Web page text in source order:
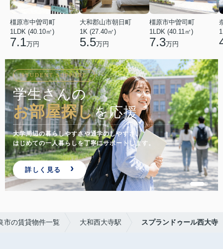
橿原市中曽司町
1LDK (40.10㎡)
7.1万円
大和郡山市朝日町
1K (27.40㎡)
5.5万円
橿原市中曽司町
1LDK (40.11㎡)
7.3万円
STUDENT SUPPORT
学生さんの
お部屋探しを応援
大学周辺の暮らしやすさや通学のしやすさ。
はじめての一人暮らしを丁寧にサポートします。
詳しく見る
市の賃貸物件一覧 大和西大寺駅 スプランドゥール西大寺